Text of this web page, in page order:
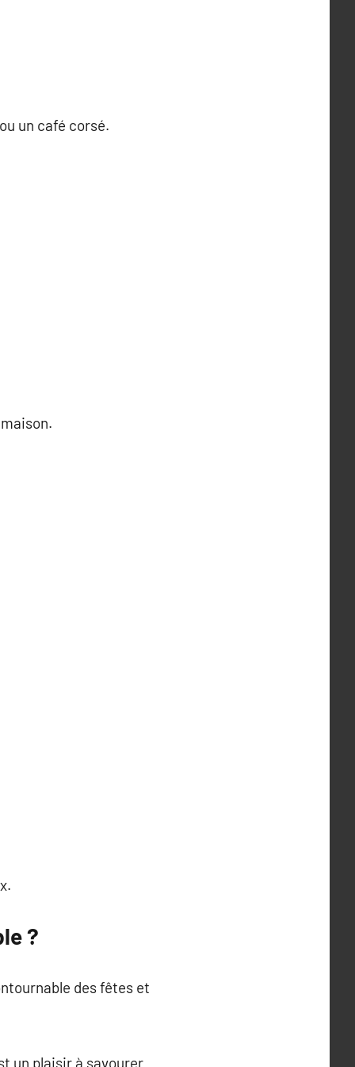
un café corsé.
?
des fêtes et
un plaisir à savourer